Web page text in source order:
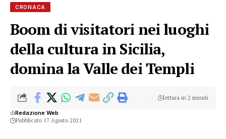
CRONACA
Boom di visitatori nei luoghi
della cultura in Sicilia,
domina la Valle dei Templi
diRedazione Web
Pubblicato 17 Agosto 2021
lettura in 2 minuti